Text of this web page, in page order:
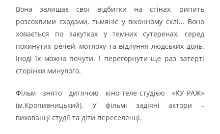
Вона залишає свої відбитки на стінах, рипить
розсохлими сходами, тьмяніє у віконному склі… Вона
ховається по закутках у темних сутеренах, серед
покинутих речей, мотлоху та відлуння людських доль.
Іноді їх можна почути. І перегорнути ще раз затерті
сторінки минулого.
Фільм знято дитячою кіно-теле-студією «КУ-РАЖ»
(м.Кропивницький). У фільмі задіяні актори –
вихованці студії та діти переселенці.